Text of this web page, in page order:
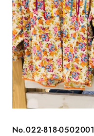
No.022-818-0502001